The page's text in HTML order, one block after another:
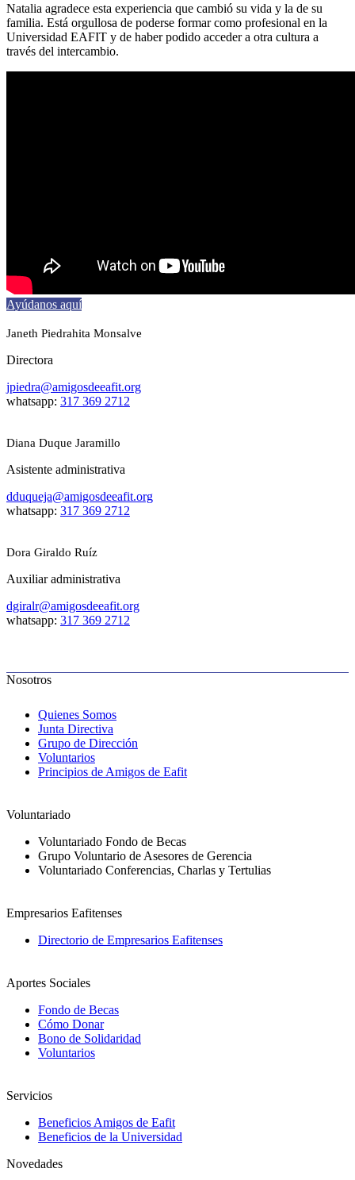
Natalia agradece esta experiencia que cambió su vida y la de su
familia. Está orgullosa de poderse formar como profesional en la
Universidad EAFIT y de haber podido acceder a otra cultura a
través del intercambio.
Ayúdanos aquí
Janeth Piedrahita Monsalve
Directora
jpiedra@amigosdeeafit.org
whatsapp: 317 369 2712
Diana Duque Jaramillo
Asistente administrativa
dduqueja@amigosdeeafit.org
whatsapp: 317 369 2712
Dora Giraldo Ruíz
Auxiliar administrativa
dgiralr@amigosdeeafit.org
whatsapp: 317 369 2712
Nosotros
Quienes Somos
Junta Directiva
Grupo de Dirección
Voluntarios
Principios de Amigos de Eafit
Voluntariado
Voluntariado Fondo de Becas
Grupo Voluntario de Asesores de Gerencia
Voluntariado Conferencias, Charlas y Tertulias
Empresarios Eafitenses
Directorio de Empresarios Eafitenses
Aportes Sociales
Fondo de Becas
Cómo Donar
Bono de Solidaridad
Voluntarios
Servicios
Beneficios Amigos de Eafit
Beneficios de la Universidad
Novedades